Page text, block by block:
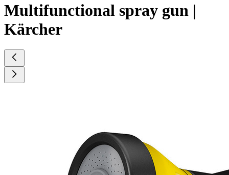
Multifunctional spray gun |
Kärcher